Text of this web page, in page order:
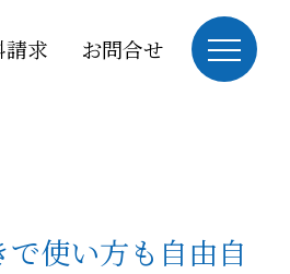
請求 お問合せ
使い方も自由自